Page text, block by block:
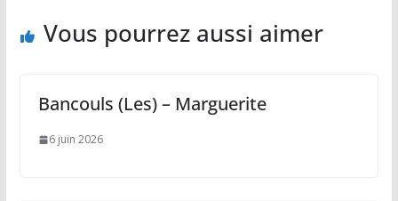
Vous pourrez aussi aimer
Bancouls (Les) – Marguerite
6 juin 2026